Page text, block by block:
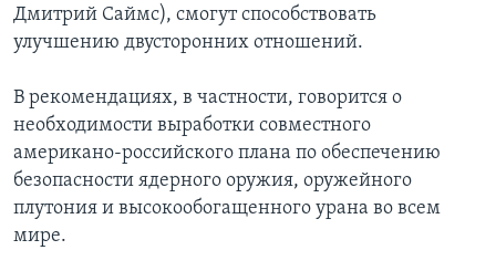
Дмитрий Саймс), смогут способствовать
улучшению двусторонних отношений.
В рекомендациях, в частности, говорится о
необходимости выработки совместного
американо-российского плана по обеспечению
безопасности ядерного оружия, оружейного
плутония и высокообогащенного урана во всем
мире.